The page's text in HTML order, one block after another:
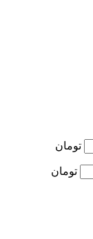
تومان
تومان